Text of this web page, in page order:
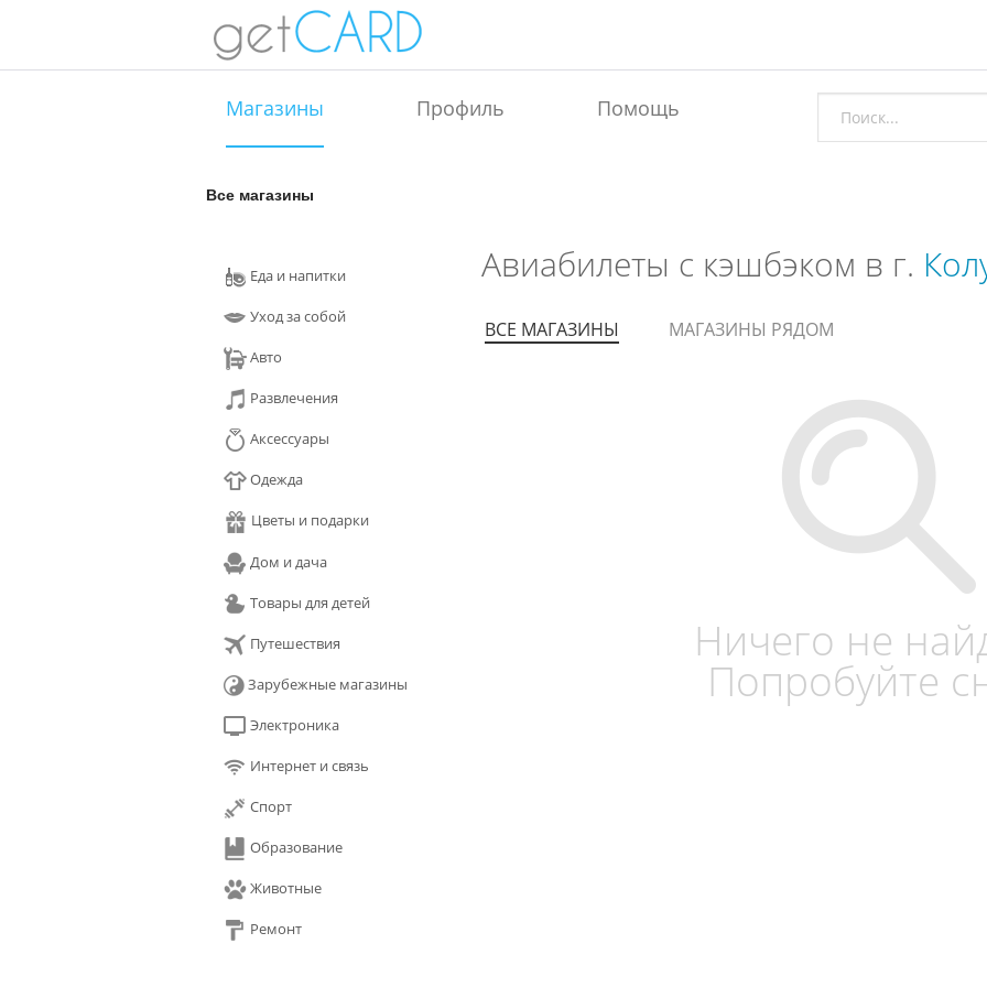
Магазины Профиль Помощь
Все магазины
Еда и напитки
Уход за собой
Авто
Развлечения
Аксессуары
Одежда
Цветы и подарки
Дом и дача
Товары для детей
Путешествия
Зарубежные магазины
Электроника
Интернет и связь
Спорт
Образование
Животные
Ремонт
Авиабилеты с кэшбэком в г.
ВСЕ МАГАЗИНЫ МАГАЗИНЫ РЯДОМ
Ничего не
Попробуйте